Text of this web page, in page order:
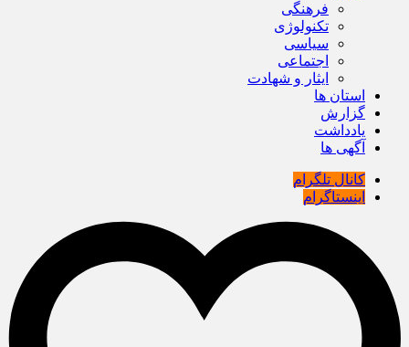
فرهنگی
تکنولوژی
سیاسی
اجتماعی
ایثار و شهادت
استان ها
گزارش
یادداشت
آگهی ها
کانال تلگرام
اینستاگرام